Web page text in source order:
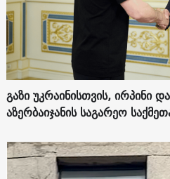
გაზი უკრაინისთვის, ირპინი
აზერბაიჯანის საგარეო